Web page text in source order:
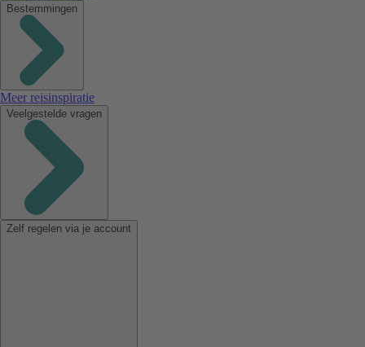
Bestemmingen
Meer reisinspiratie
Veelgestelde vragen
Zelf regelen via je account